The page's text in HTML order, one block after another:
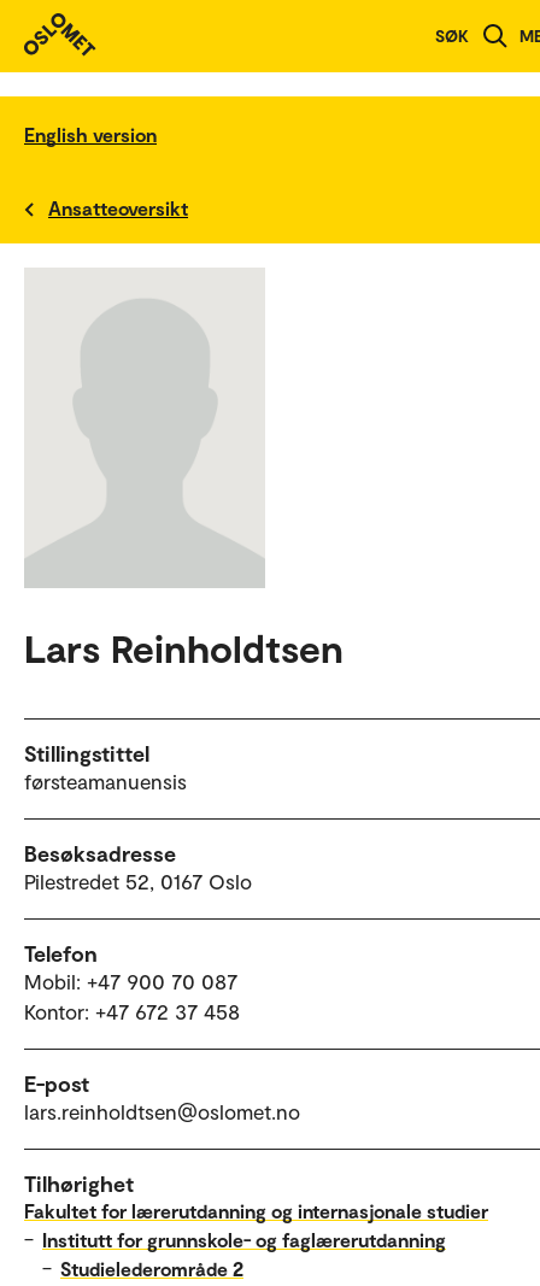
SØK
English version
Ansatteoversikt
Lars Reinholdtsen
Stillingstittel
førsteamanuensis
Besøksadresse
Pilestredet 52, 0167 Oslo
Telefon
Mobil: +47 900 70 087
Kontor: +47 672 37 458
E-post
lars.reinholdtsen@oslomet.no
Tilhørighet
Fakultet for lærerutdanning og internasjonale studier
– Institutt for grunnskole- og faglærerutdanning
– Studielederområde 2